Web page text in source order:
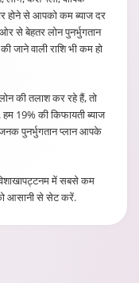
होने से आपको कम ब्याज दर
से बेहतर लोन पुनर्भुगतान
जाने वाली राशि भी कम हो
की तलाश कर रहे हैं, तो
19% की किफायती ब्याज
पुनर्भुगतान प्लान आपके
में सबसे कम
आसानी से सेट करें.